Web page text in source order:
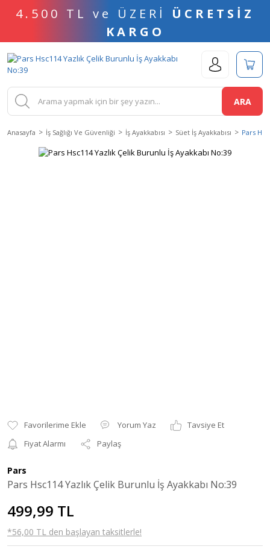
4.500 TL ve ÜZERİ ÜCRETSİZ
KARGO
ARA
Anasayfa İş Sağlığı Ve Güvenliği İş Ayakkabısı Süet İş Ayakkabısı Pars
Yorum Yaz
Tavsiye Et
Fiyat Alarmı
Paylaş
Pars
Pars Hsc114 Yazlık Çelik Burunlu İş Ayakkabı No:39
499,99 TL
*56,00 TL den başlayan taksitlerle!